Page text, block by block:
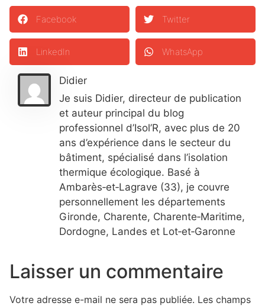
Facebook Twitter
LinkedIn WhatsApp
Didier
Je suis Didier, directeur de publication
et auteur principal du blog
professionnel d’Isol’R, avec plus de 20
ans d’expérience dans le secteur du
bâtiment, spécialisé dans l’isolation
thermique écologique. Basé à
Ambarès‑et‑Lagrave (33), je couvre
personnellement les départements
Gironde, Charente, Charente‑Maritime,
Dordogne, Landes et Lot‑et‑Garonne
Laisser un commentaire
Votre adresse e-mail ne sera pas publiée. Les champs